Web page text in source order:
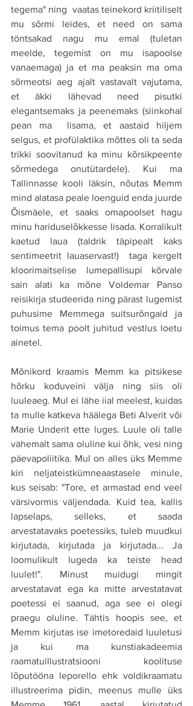
tegema" ning  vaatas teinekord kriitiliselt
mu sõrmi leides, et need on sama
töntsakad nagu mu emal (tuletan
meelde, tegemist on mu isapoolse
vanaemaga) ja et ma peaksin ma oma
sõrmeotsi aeg ajalt vastavalt vajutama,
et äkki lähevad need pisutki
elegantsemaks ja peenemaks (siinkohal
pean ma  lisama, et aastaid hiljem
selgus, et profülaktika mõttes oli ta seda
trikki soovitanud ka minu kõrsikpeente
sõrmedega onutütardele). Kui ma
Tallinnasse kooli läksin, nõutas Memm
mind alatasa peale loenguid enda juurde
Õismäele, et saaks omapoolset hagu
minu hariduselõkkesse lisada. Korralikult
kaetud laua (taldrik täpipealt kaks
sentimeetrit lauaservast!)  taga kergelt
kloorimaitselise lumepallisupi kõrvale
sain alati ka mõne Voldemar Panso
reisikirja studeerida ning pärast lugemist
puhusime Memmega suitsurõngaid ja
toimus tema poolt juhitud vestlus loetu
ainetel.
Mõnikord kraamis Memm ka pitsikese
hõrku koduveini välja ning siis oli
luuleaeg. Mul ei lähe iial meelest, kuidas
ta mulle katkeva häälega Beti Alverit või
Marie Underit ette luges. Luule oli talle
vähemalt sama oluline kui õhk, vesi ning
päevapoliitika. Mul on alles üks Memme
kiri neljateistkümneaastasele minule,
kus seisab: "Tore, et armastad end veel
värsivormis väljendada. Kuid tea, kallis
lapselaps, selleks, et saada
arvestatavaks poetessiks, tuleb muudkui
kirjutada, kirjutada ja kirjutada... Ja
loomulikult lugeda ka teiste head
luulet!". Minust muidugi mingit
arvestatavat ega ka mitte arvestatavat
poetessi ei saanud, aga see ei olegi
praegu oluline. Tähtis hoopis see, et
Memm kirjutas ise imetoredaid luuletusi
ja kui ma kunstiakadeemia
raamatuillustratsiooni koolituse
lõputööna leporello ehk voldikraamatu
illustreerima pidin, meenus mulle üks